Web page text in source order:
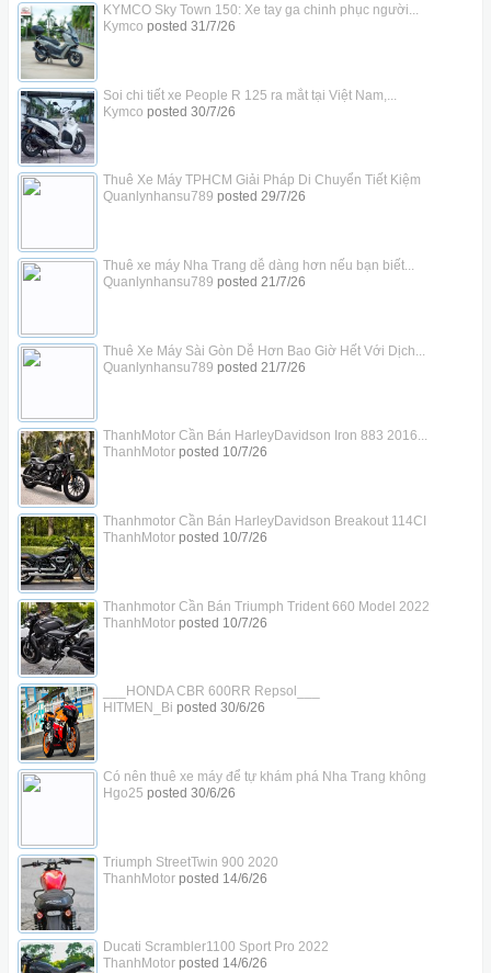
KYMCO Sky Town 150: Xe tay ga chinh phục người...
Kymco posted 31/7/26
Soi chi tiết xe People R 125 ra mắt tại Việt Nam,...
Kymco posted 30/7/26
Thuê Xe Máy TPHCM Giải Pháp Di Chuyển Tiết Kiệm
Quanlynhansu789 posted 29/7/26
Thuê xe máy Nha Trang dễ dàng hơn nếu bạn biết...
Quanlynhansu789 posted 21/7/26
Thuê Xe Máy Sài Gòn Dễ Hơn Bao Giờ Hết Với Dịch...
Quanlynhansu789 posted 21/7/26
ThanhMotor Cần Bán HarleyDavidson Iron 883 2016...
ThanhMotorposted 10/7/26
Thanhmotor Cần Bán HarleyDavidson Breakout 114CI
ThanhMotorposted 10/7/26
Thanhmotor Cần Bán Triumph Trident 660 Model 2022
ThanhMotorposted 10/7/26
___HONDA CBR 600RR Repsol___
HITMEN_Bi posted 30/6/26
Có nên thuê xe máy để tự khám phá Nha Trang không
Hgo25 posted 30/6/26
Triumph StreetTwin 900 2020
ThanhMotorposted 14/6/26
Ducati Scrambler1100 Sport Pro 2022
ThanhMotorposted 14/6/26